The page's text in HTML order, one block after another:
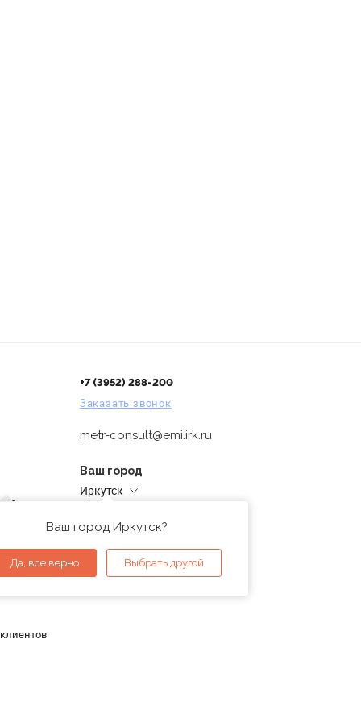
+7 (3952) 288-200
Заказать звонок
metr-consult@emi.irk.ru
Ваш город
Иркутск
Ваш город Иркутск?
Да, все верно Выбрать другой